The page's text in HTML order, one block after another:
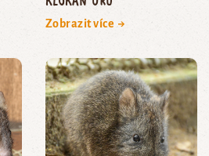
Zobrazit více →